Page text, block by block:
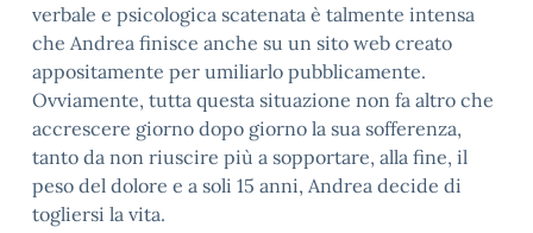
verbale e psicologica scatenata è talmente intensa
che Andrea finisce anche su un sito web creato
appositamente per umiliarlo pubblicamente.
Ovviamente, tutta questa situazione non fa altro che
accrescere giorno dopo giorno la sua sofferenza,
tanto da non riuscire più a sopportare, alla fine, il
peso del dolore e a soli 15 anni, Andrea decide di
togliersi la vita.